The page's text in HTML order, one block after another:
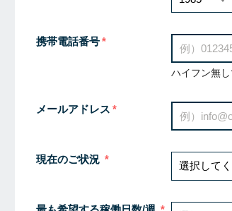
携帯電話番号
ハイフン無
メールアドレス
現在のご状況